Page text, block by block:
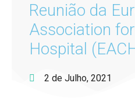
Reunião da
Association
Hospital
2 de Julho, 2021